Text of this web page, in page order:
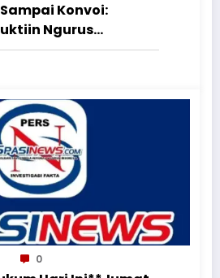
Konvoi:
Ngurus
Harus Ribet &
0